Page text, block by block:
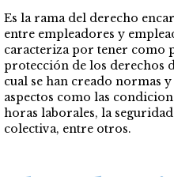
Es la rama del derecho
entre empleadores y
caracteriza por tener como
protección de los derechos
cual se han creado normas
aspectos como las
horas laborales, la
colectiva, entre otros.